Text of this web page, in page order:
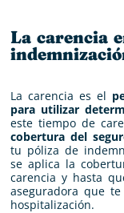
La carencia
La carencia es el
para utilizar
este tiempo de
cobertura del
tu póliza de
se aplica la
carencia y hasta
aseguradora que
hospitalización.